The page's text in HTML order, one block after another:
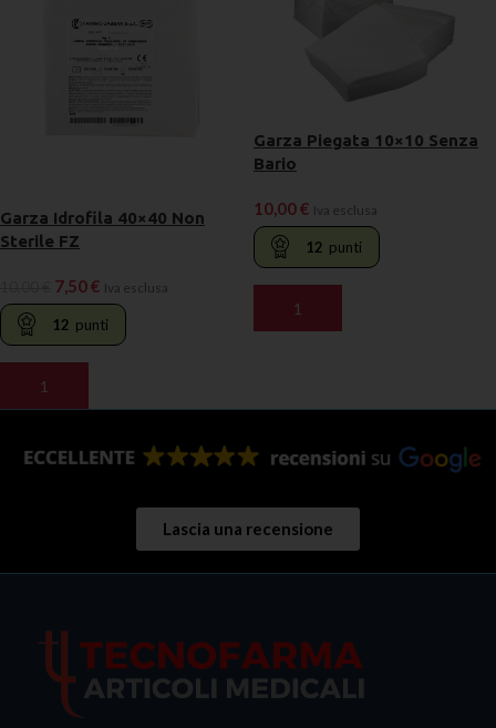
Garza Idrofila 40×40 Non
Sterile FZ
7,50€ Iva esclusa
12 punti
AGGIUNGI AL CARRELLO
Garza Piegata 10×10 Senza
Bario
10,00€ Iva esclusa
12 punti
AGGIUNGI AL CARRELLO
Lascia una recensione